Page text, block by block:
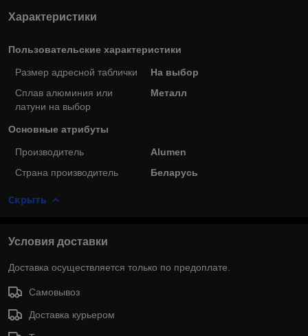
Характеристики
Пользовательские характеристики
Размер адресной таблички
На выбор
Сплав алюминия или
латуни на выбор
Металл
Основные атрибуты
Производитель
Alumen
Страна производитель
Беларусь
Скрыть
Условия доставки
Доставка осуществляется только по предоплате.
Самовывоз
Доставка курьером